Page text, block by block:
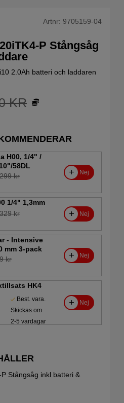
Artnr: 9705159-04
P Stångsåg
2.0Ah batteri och laddaren
KR
H00, 1/4" /
58DL
299 kr Nej
1/4" 1,3mm
329 kr Nej
- Intensive
mm 3-pack
kr Nej
HK4
Best. vara.
Skickas om
2-5 vardagar
Nej
Stångsåg inkl batteri &